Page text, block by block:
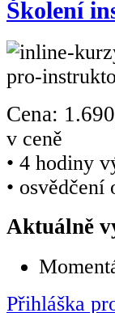
Školení
Cena:
v ceně
• 4 hodiny
• osvědčení
Aktuálně
Přihláška